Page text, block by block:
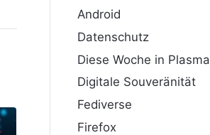
Android
Datenschutz
Diese Woche in Plasma
Digitale Souveränität
Fediverse
Firefox